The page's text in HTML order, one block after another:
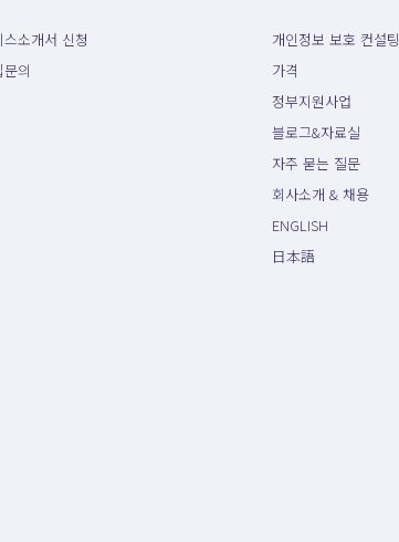
스소개서 신청
의
개인정보 보호 컨설팅
가격
정부지원사업
블로그&자료실
자주 묻는 질문
회사소개 & 채용
ENGLISH
日本語